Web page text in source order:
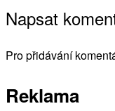
Napsat
Pro přidávání
Reklama